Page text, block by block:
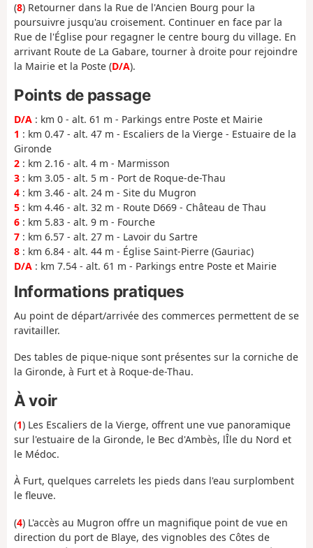
(8) Retourner dans la Rue de l'Ancien Bourg pour la
poursuivre jusqu'au croisement. Continuer en face par la
Rue de l'Église pour regagner le centre bourg du village. En
arrivant Route de La Gabare, tourner à droite pour rejoindre
la Mairie et la Poste (D/A).
Points de passage
D/A : km 0 - alt. 61 m - Parkings entre Poste et Mairie
1 : km 0.47 - alt. 47 m - Escaliers de la Vierge - Estuaire de la
Gironde
2 : km 2.16 - alt. 4 m - Marmisson
3 : km 3.05 - alt. 5 m - Port de Roque-de-Thau
4 : km 3.46 - alt. 24 m - Site du Mugron
5 : km 4.46 - alt. 32 m - Route D669 - Château de Thau
6 : km 5.83 - alt. 9 m - Fourche
7 : km 6.57 - alt. 27 m - Lavoir du Sartre
8 : km 6.84 - alt. 44 m - Église Saint-Pierre (Gauriac)
D/A : km 7.54 - alt. 61 m - Parkings entre Poste et Mairie
Informations pratiques
Au point de départ/arrivée des commerces permettent de se
ravitailler.
Des tables de pique-nique sont présentes sur la corniche de
la Gironde, à Furt et à Roque-de-Thau.
À voir
(1) Les Escaliers de la Vierge, offrent une vue panoramique
sur l'estuaire de la Gironde, le Bec d'Ambès, lÎle du Nord et
le Médoc.
À Furt, quelques carrelets les pieds dans l'eau surplombent
le fleuve.
(4) L'accès au Mugron offre un magnifique point de vue en
direction du port de Blaye, des vignobles des Côtes de